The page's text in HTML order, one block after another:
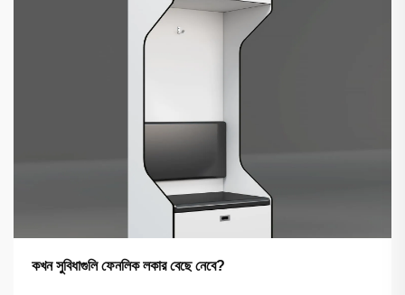
কখন সুবিধাগুলি ফেনলিক লকার বেছে নেবে?